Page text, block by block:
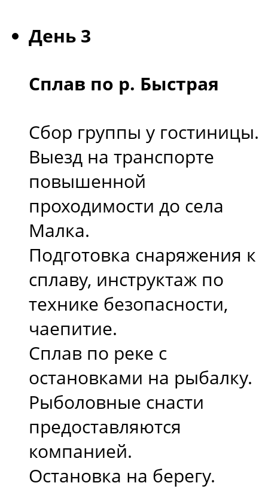
День 3
Сплав по р. Быстрая
Сбор группы у гостиницы.
Выезд на транспорте
повышенной
проходимости до села
Малка.
Подготовка снаряжения к
сплаву, инструктаж по
технике безопасности,
чаепитие.
Сплав по реке с
остановками на рыбалку.
Рыболовные снасти
предоставляются
компанией.
Остановка на берегу.